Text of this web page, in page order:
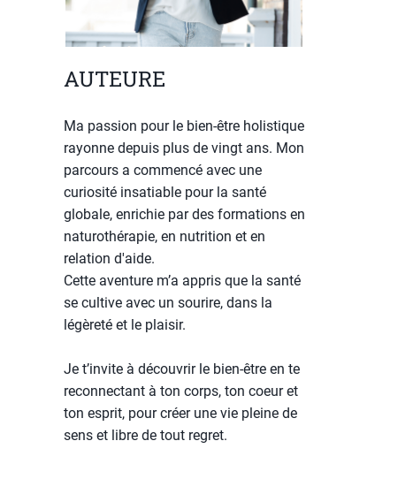
AUTEURE
Ma passion pour le bien-être holistique
rayonne depuis plus de vingt ans. Mon
parcours a commencé avec une
curiosité insatiable pour la santé
globale, enrichie par des formations en
naturothérapie, en nutrition et en
relation d'aide.
Cette aventure m’a appris que la santé
se cultive avec un sourire, dans la
légèreté et le plaisir.
Je t’invite à découvrir le bien-être en te
reconnectant à ton corps, ton coeur et
ton esprit, pour créer une vie pleine de
sens et libre de tout regret.